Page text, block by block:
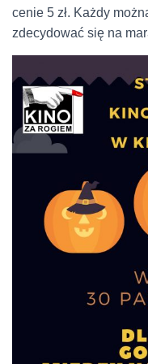
cenie 5 zł. Każdy
zdecydować się na